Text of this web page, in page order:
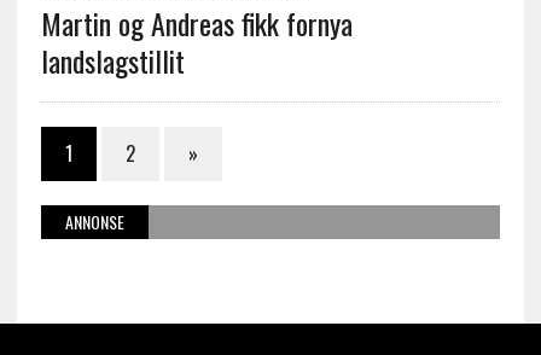
Martin og Andreas fikk fornya
landslagstillit
1 2 »
ANNONSE